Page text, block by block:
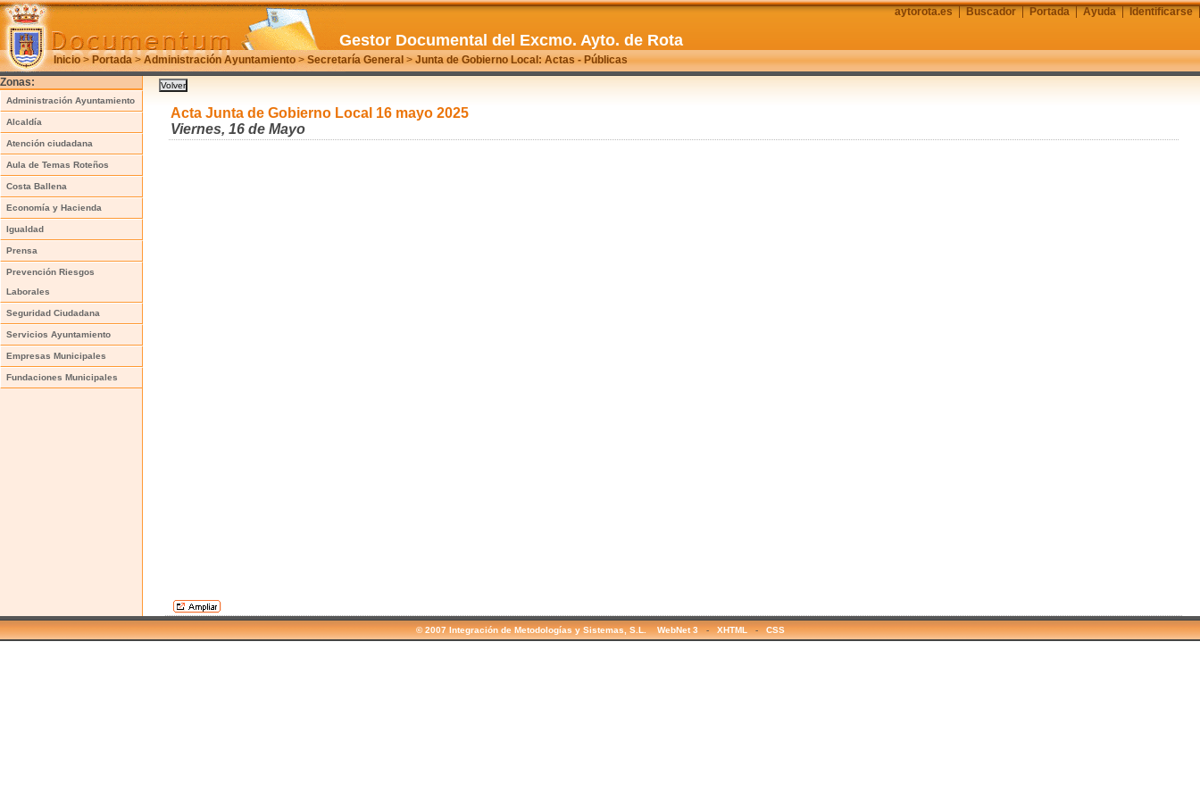
aytorota.es Buscador Portada Ayuda Identificarse
Inicio>Portada>Administración Ayuntamiento>Secretaría General>Junta de Gobierno Local: Actas - Públicas
Gestor Documental del Excmo. Ayto. de Rota
Zonas:
Administración Ayuntamiento
Alcaldía
Atención ciudadana
Aula de Temas Roteños
Costa Ballena
Economía y Hacienda
Igualdad
Prensa
Prevención Riesgos
Laborales
Seguridad Ciudadana
Servicios Ayuntamiento
Empresas Municipales
Fundaciones Municipales
Acta Junta de Gobierno Local 16 mayo 2025
Viernes, 16 de Mayo
© 2007 Integración de Metodologías y Sistemas, S.L. WebNet 3 - XHTML - CSS